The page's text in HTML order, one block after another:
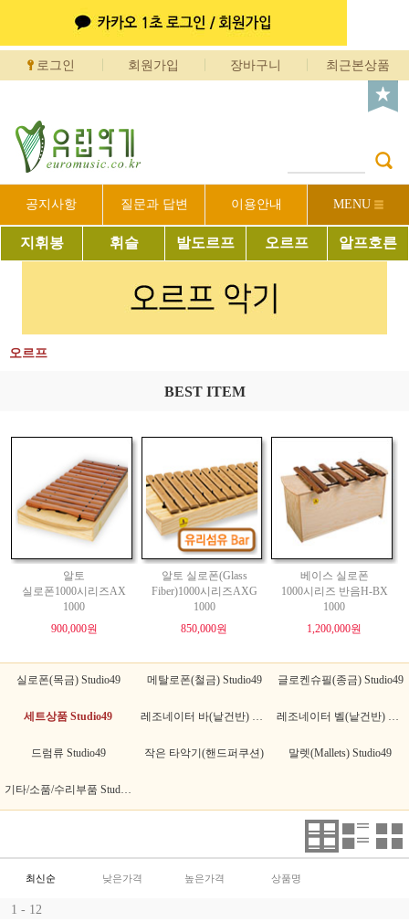
로그인 회원가입 장바구니 최근본상품
공지사항 질문과 답변 이용안내 MENU
지휘봉 휘슬 발도르프 오르프 알프호른
오르프
BEST ITEM
알토
실로폰1000시리즈AX
1000
900,000원
알토 실로폰(Glass
Fiber)1000시리즈AXG
1000
850,000원
베이스 실로폰
1000시리즈 반음H-BX
1000
1,200,000원
실로폰(목금) Studio49 메탈로폰(철금) Studio49 글로켄슈필(종금) Studio49
세트상품 Studio49
드럼류 Studio49 작은 타악기(핸드퍼쿠션) 말렛(Mallets) Studio49
최신순 낮은가격 높은가격 상품명
1 - 12